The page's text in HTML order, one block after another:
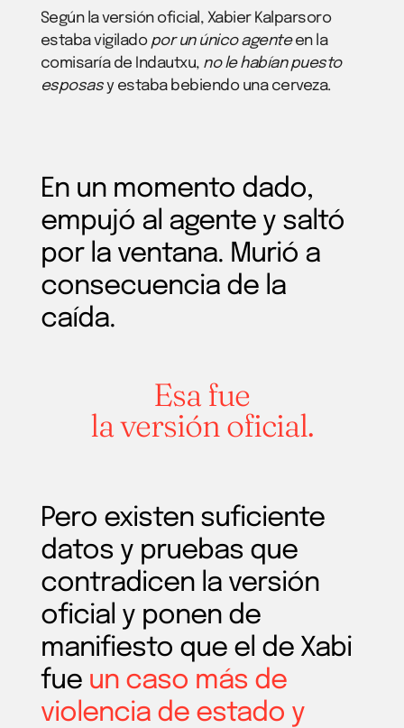
Según la versión oficial, Xabier Kalparsoro
estaba vigilado por un único agenteen la
comisaría de Indautxu, no le habían puesto
esposasy estaba bebiendo una cerveza.
En un momento dado,
empujó al agente y saltó
por la ventana. Murió a
consecuencia de la
caída.
Esa fue
la versión oficial.
Pero existen suficiente
datos y pruebas que
contradicen la versión
oficial y ponen de
manifiesto que el de Xabi
fue un caso más de
violencia de estado y